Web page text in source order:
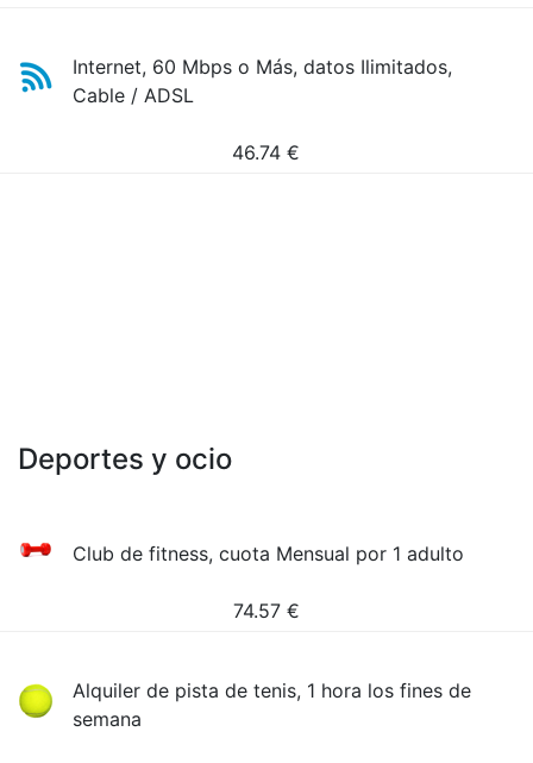
Internet, 60 Mbps o Más, datos Ilimitados,
Cable / ADSL
46.74 €
Deportes y ocio
Club de fitness, cuota Mensual por 1 adulto
74.57 €
Alquiler de pista de tenis, 1 hora los fines de
semana